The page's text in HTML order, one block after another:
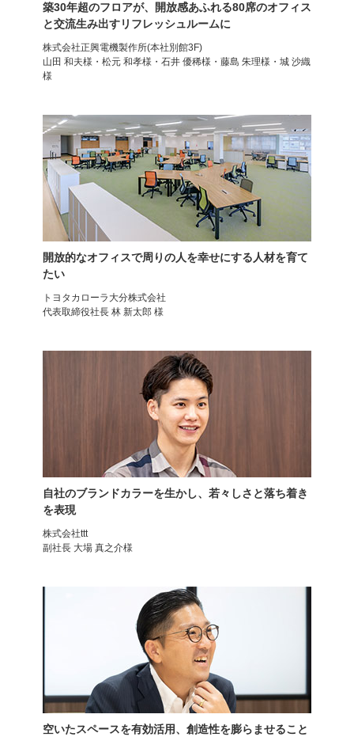
オフィスチェア
オフィスチェア
布張り 肘付き
築30年超のフロアが、開放感あふれる80席のオフィス
と交流生み出すリフレッシュルームに
株式会社正興電機製作所(本社別館3F)
山田 和夫様・松元 和孝様・石井 優稀様・藤島 朱理様・城 沙織
様
開放的なオフィスで周りの人を幸せにする人材を育て
たい
トヨタカローラ大分株式会社
代表取締役社長 林 新太郎 様
自社のブランドカラーを生かし、若々しさと落ち着き
を表現
株式会社ttt
副社長 大場 真之介様
空いたスペースを有効活用、創造性を膨らませること